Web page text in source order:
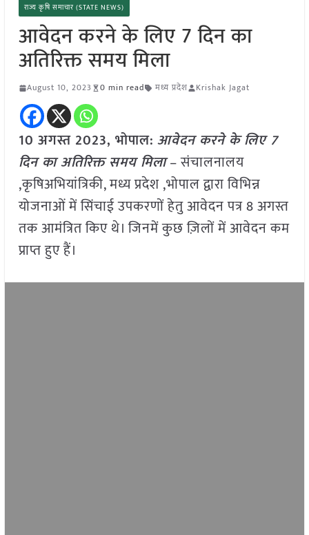
राज्य कृषि समाचार (STATE NEWS)
आवेदन करने के लिए 7 दिन का
अतिरिक्त समय मिला
August 10, 2023 0 min read मध्य प्रदेश Krishak Jagat
10 अगस्त 2023, भोपाल: आवेदन करने के लिए 7
दिन का अतिरिक्त समय मिला– संचालनालय
,कृषिअभियांत्रिकी, मध्य प्रदेश ,भोपाल द्वारा विभिन्न
योजनाओं में सिंचाई उपकरणों हेतु आवेदन पत्र 8 अगस्त
तक आमंत्रित किए थे। जिनमें कुछ ज़िलों में आवेदन कम
प्राप्त हुए हैं।